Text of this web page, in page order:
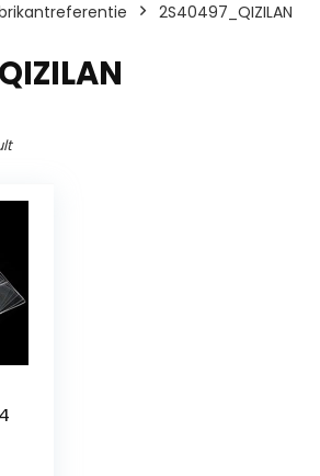
2S40497_QIZILAN